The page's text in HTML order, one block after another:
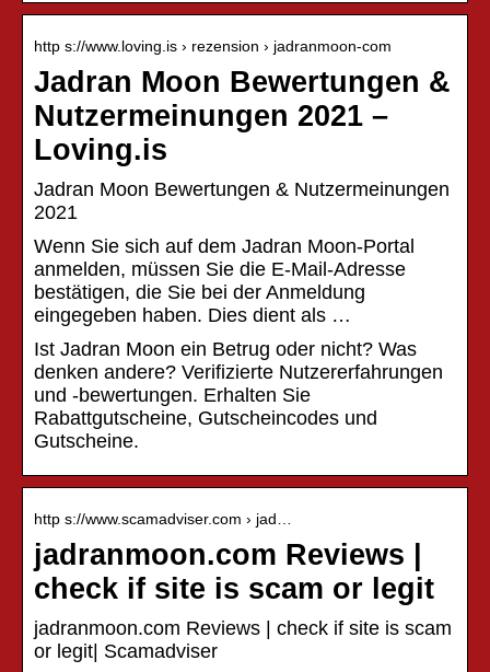
http s://www.loving.is › rezension › jadranmoon-com
Jadran Moon Bewertungen &
Nutzermeinungen 2021 –
Loving.is
Jadran Moon Bewertungen & Nutzermeinungen
2021
Wenn Sie sich auf dem Jadran Moon-Portal
anmelden, müssen Sie die E-Mail-Adresse
bestätigen, die Sie bei der Anmeldung
eingegeben haben. Dies dient als …
Ist Jadran Moon ein Betrug oder nicht? Was
denken andere? Verifizierte Nutzererfahrungen
und -bewertungen. Erhalten Sie
Rabattgutscheine, Gutscheincodes und
Gutscheine.
http s://www.scamadviser.com › jad…
jadranmoon.com Reviews |
check if site is scam or legit
jadranmoon.com Reviews | check if site is scam
or legit| Scamadviser